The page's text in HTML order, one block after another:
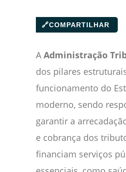
🔗COMPARTILHAR
AAdministração
dos pilares
funcionamento do
moderno, sendo
garantir a
e cobrança dos
financiam serviços